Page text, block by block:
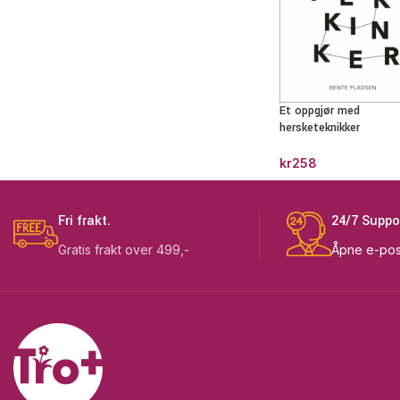
Et oppgjør med
hersketeknikker
kr258
Fri frakt.
Gratis frakt over 499,-
24/7
Åpne e-